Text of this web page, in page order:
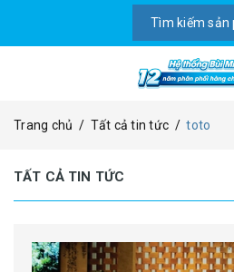
Trang chủ / Tất cả tin tức / toto
TẤT CẢ TIN TỨC